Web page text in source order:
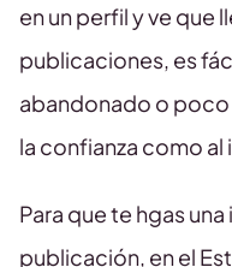
en un perfil y ve que
publicaciones, es
abandonado o poco
la confianza como
Para que te hgas
publicación, en el